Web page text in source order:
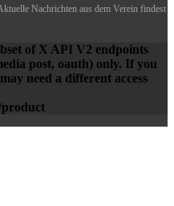
Nachrichten aus dem Verein findest
of X API V2 endpoints
post, oauth) only. If you
need a different access
product